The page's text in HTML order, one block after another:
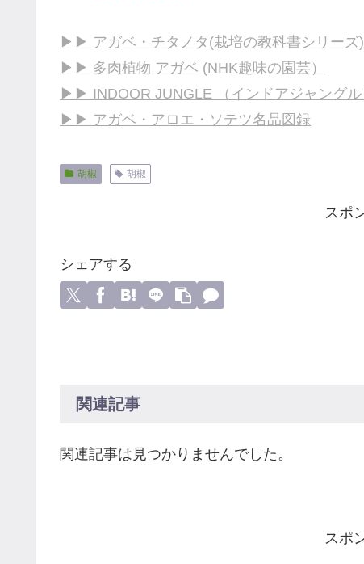
▶▶ アガベ・チタノタ(栽培の教科書シリーズ)
▶▶ 多肉植物 アガベ (NHK趣味の園芸）
▶▶ INDOOR JUNGLE （インドアジャングル
▶▶ アガベ・アロエ・ソテツ名品図録
胡椒 胡椒
スポ
シェアする
関連記事
関連記事は見つかりませんでした。
スポ